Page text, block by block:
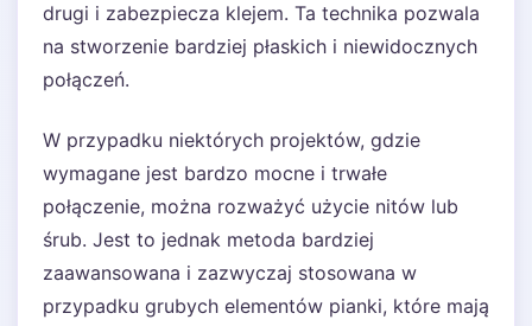
drugi i zabezpiecza klejem. Ta technika pozwala
na stworzenie bardziej płaskich i niewidocznych
połączeń.
W przypadku niektórych projektów, gdzie
wymagane jest bardzo mocne i trwałe
połączenie, można rozważyć użycie nitów lub
śrub. Jest to jednak metoda bardziej
zaawansowana i zazwyczaj stosowana w
przypadku grubych elementów pianki, które mają